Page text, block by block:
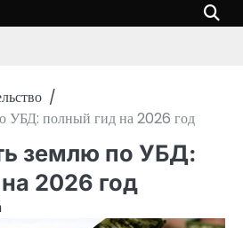
УБД: полный гид на 2026 год
землю по УБД:
2026 год